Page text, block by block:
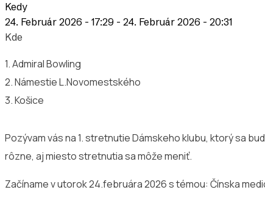
Kedy
24. Február 2026 - 17:29 - 24. Február 2026 - 20:31
Kde
1. Admiral Bowling
2. Námestie L.Novomestského
3. Košice
Pozývam vás na 1. stretnutie Dámskeho klubu, ktorý sa
rôzne, aj miesto stretnutia sa môže meniť.
Začíname v utorok 24.februára 2026 s témou: Čínska